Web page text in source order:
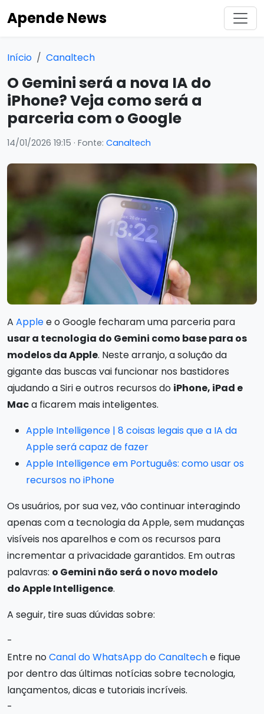
Apende News
Início Canaltech
O Gemini será a nova IA do
iPhone? Veja como será a
parceria com o Google
14/01/2026 19:15 · Fonte: Canaltech
A Applee o Google fecharam uma parceria para
usar a tecnologia do Gemini como base para os
modelos da Apple. Neste arranjo, a solução da
gigante das buscas vai funcionar nos bastidores
ajudando a Siri e outros recursos do iPhone, iPad e
Maca ficarem mais inteligentes.
Apple Intelligence | 8 coisas legais que a IA da
Apple será capaz de fazer
Apple Intelligence em Português: como usar os
recursos no iPhone
Os usuários, por sua vez, vão continuar interagindo
apenas com a tecnologia da Apple, sem mudanças
visíveis nos aparelhos e com os recursos para
incrementar a privacidade garantidos. Em outras
palavras: o Gemini não será o novo modelo
do Apple Intelligence.
A seguir, tire suas dúvidas sobre:
-
Entre noCanal do WhatsApp do Canalteche fique
por dentro das últimas notícias sobre tecnologia,
lançamentos, dicas e tutoriais incríveis.
-